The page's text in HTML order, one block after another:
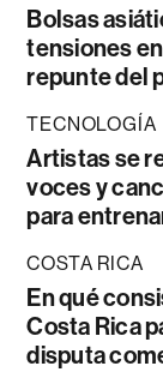
Bolsas
tensiones
repunte del
TECNOLOGÍA
Artistas se
voces y
para
COSTA RICA
En qué
Costa Rica
disputa